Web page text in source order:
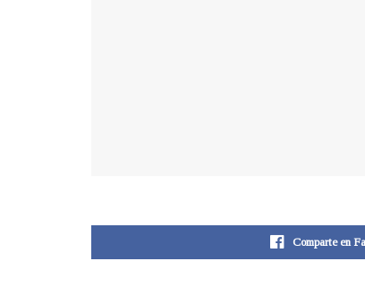
Comparte en